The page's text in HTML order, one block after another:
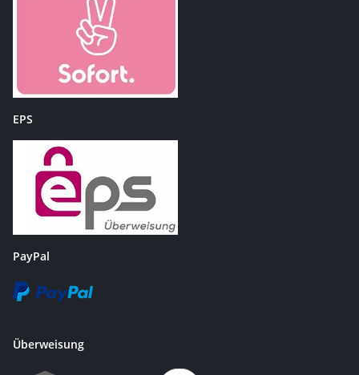
EPS
PayPal
Überweisung